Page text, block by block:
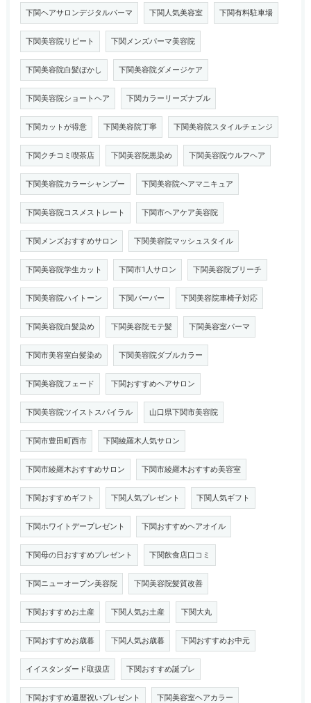
下関ヘアサロンデジタルパーマ 下関人気美容室 下関有料駐車場
下関美容院リピート 下関メンズパーマ美容院
下関美容院白髪ぼかし 下関美容院ダメージケア
下関美容院ショートヘア 下関カラーリーズナブル
下関カットが得意 下関美容院丁寧 下関美容院スタイルチェンジ
下関クチコミ喫茶店 下関美容院黒染め 下関美容院ウルフヘア
下関美容院カラーシャンプー 下関美容院ヘアマニキュア
下関美容院コスメストレート 下関市ヘアケア美容院
下関メンズおすすめサロン 下関美容院マッシュスタイル
下関美容院学生カット 下関市1人サロン 下関美容院ブリーチ
下関美容院ハイトーン 下関バーバー 下関美容院車椅子対応
下関美容院白髪染め 下関美容院モテ髪 下関美容室パーマ
下関市美容室白髪染め 下関美容院ダブルカラー
下関美容院フェード 下関おすすめヘアサロン
下関美容院ツイストスパイラル 山口県下関市美容院
下関市豊田町西市 下関綾羅木人気サロン
下関市綾羅木おすすめサロン 下関市綾羅木おすすめ美容室
下関おすすめギフト 下関人気プレゼント 下関人気ギフト
下関ホワイトデープレゼント 下関おすすめヘアオイル
下関母の日おすすめプレゼント 下関飲食店口コミ
下関ニューオープン美容院 下関美容院髪質改善
下関おすすめお土産 下関人気お土産 下関大丸
下関おすすめお歳暮 下関人気お歳暮 下関おすすめお中元
イイスタンダード取扱店 下関おすすめ誕プレ
下関おすすめ還暦祝いプレゼント 下関美容室ヘアカラー